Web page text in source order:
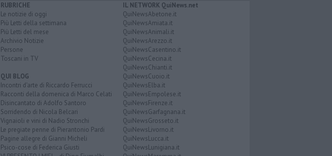
RUBRICHE
Le notizie di oggi
Più Letti della settimana
Più Letti del mese
Archivio Notizie
Persone
Toscani in TV
QUI BLOG
Incontri d'arte di Riccardo Ferrucci
Racconti della domenica di Marco Celati
Disincantato di Adolfo Santoro
Sorridendo di Nicola Belcari
Vignaioli e vini di Nadio Stronchi
Le pregiate penne di Pierantonio Pardi
Pagine allegre di Gianni Micheli
Psico-cose di Federica Giusti
IL NETWORK QuiNews.net
QuiNewsAbetone.it
QuiNewsAmiata.it
QuiNewsAnimali.it
QuiNewsArezzo.it
QuiNewsCasentino.it
QuiNewsCecina.it
QuiNewsChianti.it
QuiNewsCuoio.it
QuiNewsElba.it
QuiNewsEmpolese.it
QuiNewsFirenze.it
QuiNewsGarfagnana.it
QuiNewsGrosseto.it
QuiNewsLivorno.it
QuiNewsLucca.it
QuiNewsLunigiana.it